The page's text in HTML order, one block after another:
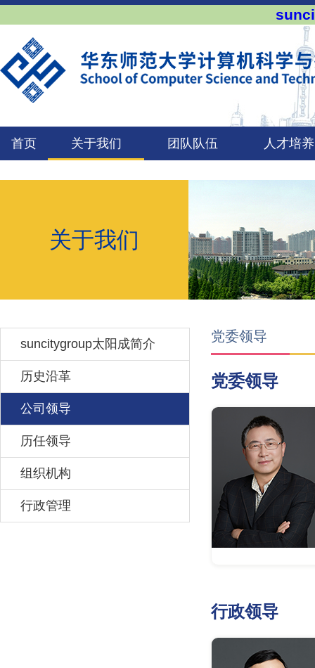
首页 关于我们 团队队伍 人才培养
关于我们
suncitygroup太阳成简介
历史沿革
公司领导
历任领导
组织机构
行政管理
党委领导
党委领导
行政领导